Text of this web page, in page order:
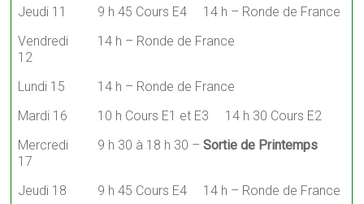
Jeudi 11
9 h 45 Cours E4 14 h – Ronde de France
Vendredi
12
14 h – Ronde de France
Lundi 15
14 h – Ronde de France
Mardi 16
10 h Cours E1 et E3 14 h 30 Cours E2
Mercredi
17
9 h 30 à 18 h 30 –Sortie de Printemps
Jeudi 18
9 h 45 Cours E4 14 h – Ronde de France